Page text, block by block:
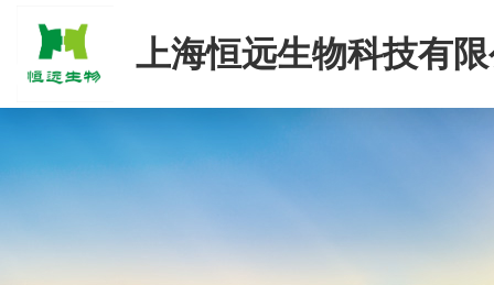
上海恒远生物科技有